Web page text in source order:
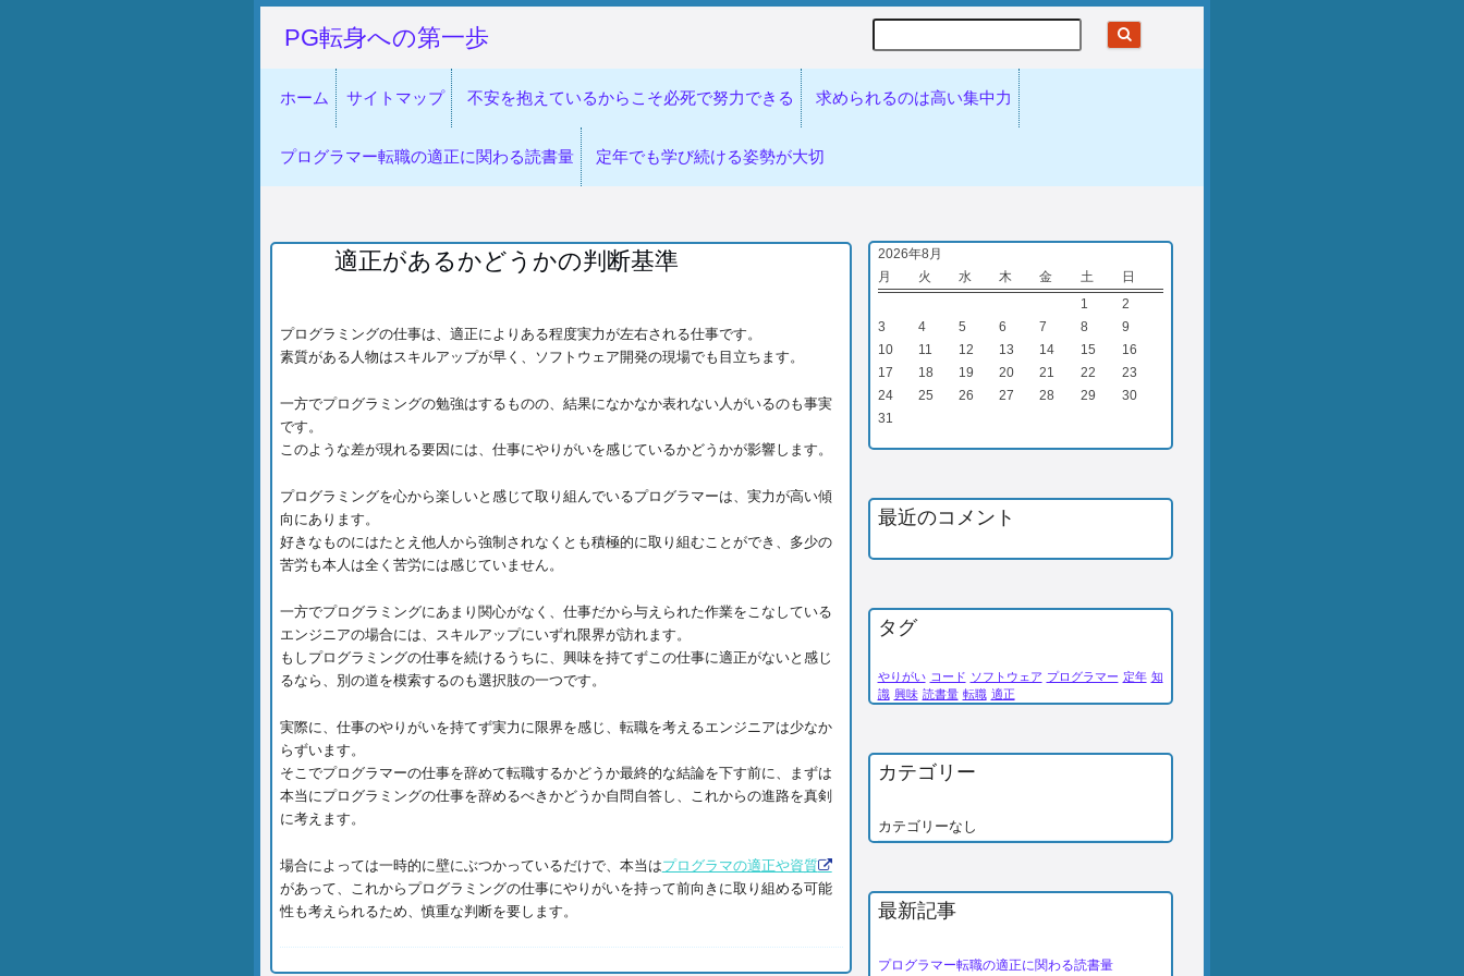
PG転身への第一歩
ホーム サイトマップ 不安を抱えているからこそ必死で努力できる 求められるのは高い集中力
プログラマー転職の適正に関わる読書量 定年でも学び続ける姿勢が大切
適正があるかどうかの判断基準
プログラミングの仕事は、適正によりある程度実力が左右される仕事です。
素質がある人物はスキルアップが早く、ソフトウェア開発の現場でも目立ちます。
一方でプログラミングの勉強はするものの、結果になかなか表れない人がいるのも事実
です。
このような差が現れる要因には、仕事にやりがいを感じているかどうかが影響します。
プログラミングを心から楽しいと感じて取り組んでいるプログラマーは、実力が高い傾
向にあります。
好きなものにはたとえ他人から強制されなくとも積極的に取り組むことができ、多少の
苦労も本人は全く苦労には感じていません。
一方でプログラミングにあまり関心がなく、仕事だから与えられた作業をこなしている
エンジニアの場合には、スキルアップにいずれ限界が訪れます。
もしプログラミングの仕事を続けるうちに、興味を持てずこの仕事に適正がないと感じ
るなら、別の道を模索するのも選択肢の一つです。
実際に、仕事のやりがいを持てず実力に限界を感じ、転職を考えるエンジニアは少なか
らずいます。
そこでプログラマーの仕事を辞めて転職するかどうか最終的な結論を下す前に、まずは
本当にプログラミングの仕事を辞めるべきかどうか自問自答し、これからの進路を真剣
に考えます。
場合によっては一時的に壁にぶつかっているだけで、本当はプログラマの適正や資質
があって、これからプログラミングの仕事にやりがいを持って前向きに取り組める可能
性も考えられるため、慎重な判断を要します。
2026年8月
月
火 水 木 金 土
日
1
2
3
4 5 6 7 8
9
10
11 12 13 14 15
16
17
18 19 20 21 22
23
24
25 26 27 28 29
30
31
最近のコメント
タグ
やりがい コード ソフトウェア プログラマー 定年 知
識 興味 読書量 転職 適正
カテゴリー
カテゴリーなし
最新記事
プログラマー転職の適正に関わる読書量